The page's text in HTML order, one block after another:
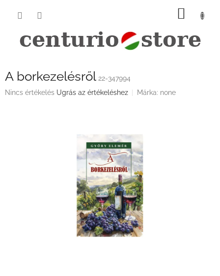
KOSÁR
A borkezelésről 22-347994
A
Nincs értékelés Ugrás az értékeléshez Márka: none